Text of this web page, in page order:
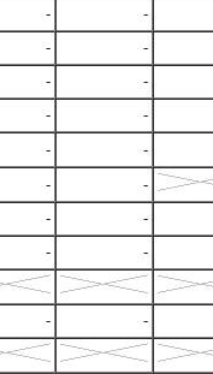
- -
- -
- -
- -
- -
-
-
- -
- -
- -